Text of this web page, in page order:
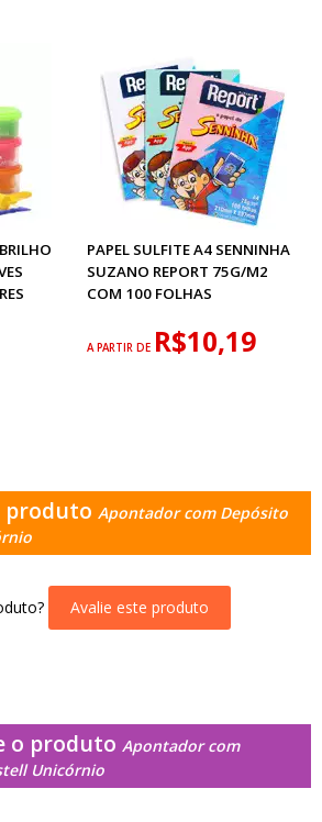
PAPEL SULFITE A4 SENNINHA
SUZANO REPORT 75G/M2
COM 100 FOLHAS
A PARTIR DE R$10,19
produto Apontador com Depósito
Avalie este produto
o produto Apontador com
Unicórnio